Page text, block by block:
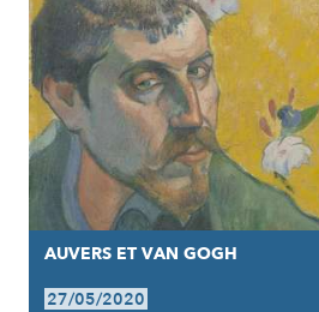
AUVERS ET VAN GOGH
27/05/2020